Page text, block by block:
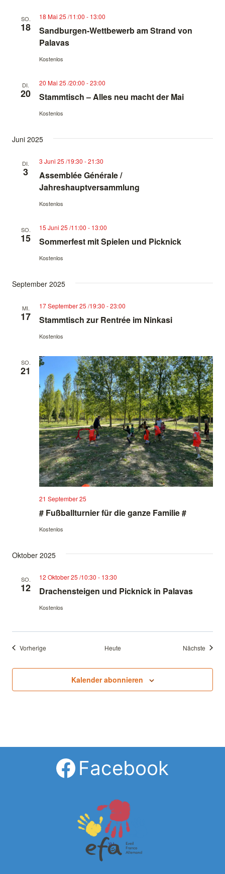
SO.
18
Sandburgen-Wettbewerb am Strand von
Palavas
18 Mai 25 /11:00 - 13:00
Kostenlos
DI.
20 Stammtisch – Alles neu macht der Mai
20 Mai 25 /20:00 -23:00
Kostenlos
Juni 2025
DI.
3
Assemblée Générale /
Jahreshauptversammlung
3 Juni 25 /19:30 -21:30
Kostenlos
SO.
15 Sommerfest mit Spielen und Picknick
15 Juni 25 /11:00 - 13:00
Kostenlos
September 2025
MI.
17 Stammtisch zur Rentrée im Ninkasi
17 September 25 /19:30 -23:00
Kostenlos
SO.
21
# Fußballturnier für die ganze Familie #
21 September 25
Kostenlos
Oktober 2025
SO.
12 Drachensteigen und Picknick in Palavas
12 Oktober 25 /10:30 - 13:30
Kostenlos
Vorherige Heute Nächste
Kalender abonnieren
Facebook